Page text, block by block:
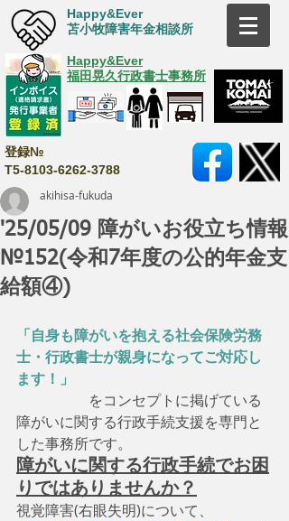
Happy&Ever
苫小牧障害年金相談所
Happy&Ever
福田晃久行政書士事務所
登録№
T5-8103-6262-3788
'25/05/09 障がいお役立ち情報
№152(令和7年度の公的年金支
給額④)
akihisa-fukuda
「自身も障がいを抱える社会保険労務
士・行政書士が親身になってご対応し
ます！」
をコンセプトに掲げている
障がいに関する行政手続支援を専門と
した事務所です。
障がいに関する行政手続でお困
りではありませんか？
視覚障害(右眼失明)について、